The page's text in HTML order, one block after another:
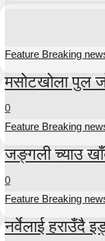
Feature Breaking
मसोटखोला पुल
0
Feature Breaking
जङ्गली च्याउ
0
Feature Breaking
नर्वेलाई हराउँदै